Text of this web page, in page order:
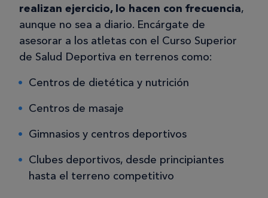
realizan ejercicio, lo hacen con frecuencia,
aunque no sea a diario. Encárgate de
asesorar a los atletas con el Curso Superior
de Salud Deportiva en terrenos como:
Centros de dietética y nutrición
Centros de masaje
Gimnasios y centros deportivos
Clubes deportivos, desde principiantes
hasta el terreno competitivo